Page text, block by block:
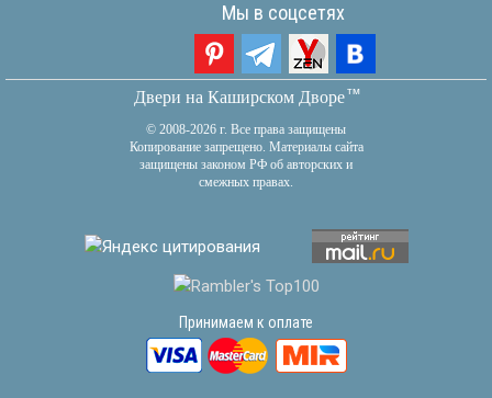
Мы в соцсетях
Двери на Каширском Дворетм
© 2008-2026 г. Все права защищены
Копирование запрещено. Материалы сайта
защищены законом РФ об авторских и
смежных правах.
Принимаем к оплате